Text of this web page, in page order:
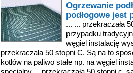
Ogrzewanie
podłogowe jest
... ... przekraczała
przypadku
węgiel instalację
przekraczała 50 stopni C. Są na to
kotłów na paliwo stałe np. na węgiel